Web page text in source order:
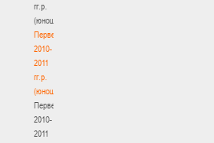
гг.р.
(юноши)
Первенство
2010-
2011
гг.р.
(юноши)
Первенство
2010-
2011